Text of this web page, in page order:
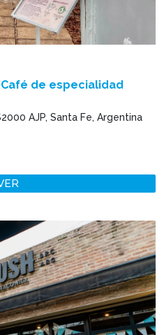
de especialidad
AJP, Santa Fe, Argentina